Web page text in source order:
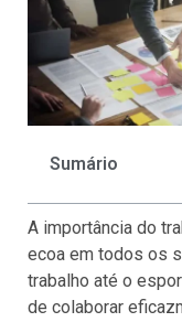
Sumário
A importância do
ecoa em todos os
trabalho até o
de colaborar